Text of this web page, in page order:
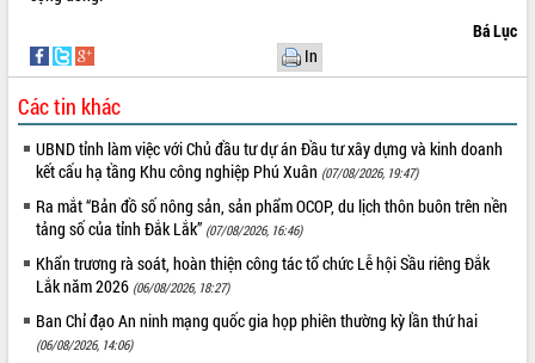
LIÊN KẾT WEB
Bá Lục
In
Các tin khác
UBND tỉnh làm việc với Chủ đầu tư dự án Đầu tư xây dựng và kinh doanh
kết cấu hạ tầng Khu công nghiệp Phú Xuân (07/08/2026, 19:47)
Ra mắt “Bản đồ số nông sản, sản phẩm OCOP, du lịch thôn buôn trên nền
tảng số của tỉnh Đắk Lắk” (07/08/2026, 16:46)
Khẩn trương rà soát, hoàn thiện công tác tổ chức Lễ hội Sầu riêng Đắk
Lắk năm 2026 (06/08/2026, 18:27)
Ban Chỉ đạo An ninh mạng quốc gia họp phiên thường kỳ lần thứ hai
(06/08/2026, 14:06)